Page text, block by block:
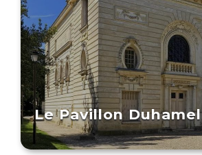
Le Pavillon Duhamel